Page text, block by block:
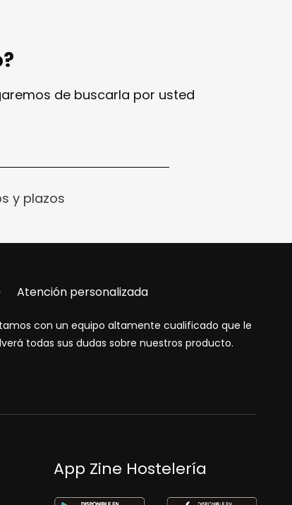
de buscarla por usted
y plazos
Atención personalizada
con un equipo altamente cualificado que le
todas sus dudas sobre nuestros producto.
App Zine Hostelería